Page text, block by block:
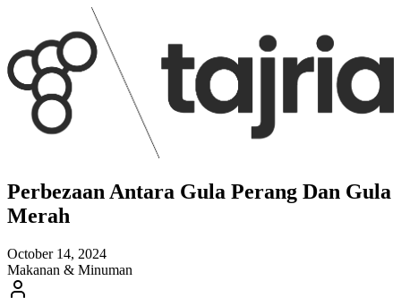
Perbezaan Antara Gula Perang Dan Gula
Merah
October 14, 2024
Makanan & Minuman